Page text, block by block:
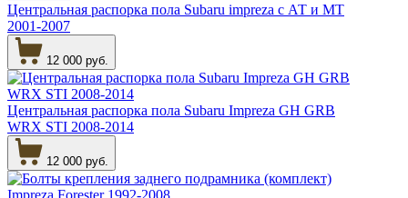
Центральная распорка пола Subaru impreza с АТ и МТ
2001-2007
12 000 руб.
Центральная распорка пола Subaru Impreza GH GRB
WRX STI 2008-2014
12 000 руб.